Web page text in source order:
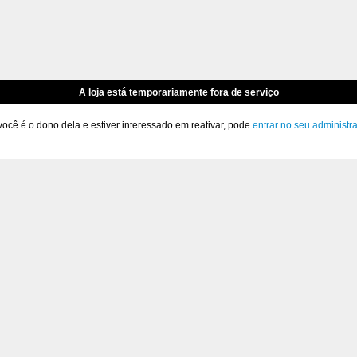
A loja está temporariamente fora de serviço
é o dono dela e estiver interessado em reativar, pode entrar no seu